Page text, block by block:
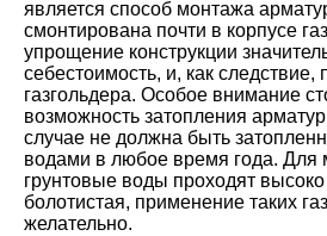
является способ монтажа
смонтирована почти в корпусе
упрощение конструкции
себестоимость, и, как
газгольдера. Особое внимание
возможность затопления
случае не должна быть
водами в любое время года. Для
грунтовые воды проходят
болотистая, применение таких
желательно.